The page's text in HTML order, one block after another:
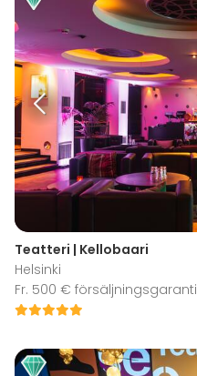
Teatteri | Kellobaari
Helsinki
Fr. 500 € försäljningsgaranti